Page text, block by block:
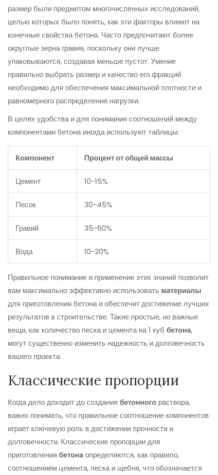
размер были предметом многочисленных исследований,
целью которых было понять, как эти факторы влияют на
конечные свойства бетона. Часто предпочитают более
округлые зерна гравия, поскольку они лучше
упаковываются, создавая меньше пустот. Умение
правильно выбрать размер и качество его фракций
необходимо для обеспечения максимальной плотности и
равномерного распределения нагрузки.
В целях удобства и для понимания соотношений между
компонентами бетона иногда используют таблицы:
Компонент Процент от общей массы
Цемент 10-15%
Песок 30-45%
Гравий 35-60%
Вода 10-20%
Правильное понимание и применение этих знаний позволит
вам максимально эффективно использовать материалы
для приготовления бетона и обеспечит достижение лучших
результатов в строительстве. Такие простые, но важные
вещи, как количество песка и цемента на 1 куб бетона,
могут существенно изменить надежность и долговечность
вашего проекта.
Классические пропорции
Когда дело доходит до создания бетонного раствора,
важно понимать, что правильное соотношение компонентов
играет ключевую роль в достижении прочности и
долговечности. Классические пропорции для
приготовления бетонаопределяются, как правило,
соотношением цемента, песка и щебня, что обозначается